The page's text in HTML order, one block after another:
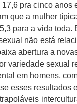
pra cinco anos
que a mulher
para a vida toda.
não está
abertura a
variedade sexual
em homens,
esses resultados